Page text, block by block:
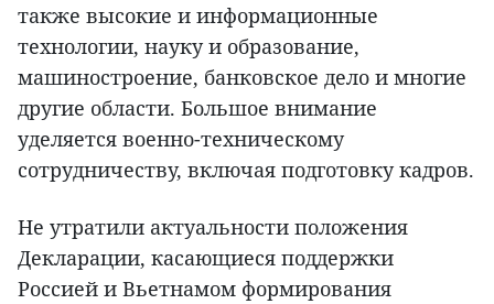
также высокие и информационные
технологии, науку и образование,
машиностроение, банковское дело и многие
другие области. Большое внимание
уделяется военно-техническому
сотрудничеству, включая подготовку кадров.
Не утратили актуальности положения
Декларации, касающиеся поддержки
Россией и Вьетнамом формирования